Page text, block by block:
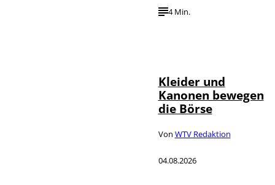
4 Min.
Kleider und
Kanonen bewegen
die Börse
Von WTV Redaktion
04.08.2026